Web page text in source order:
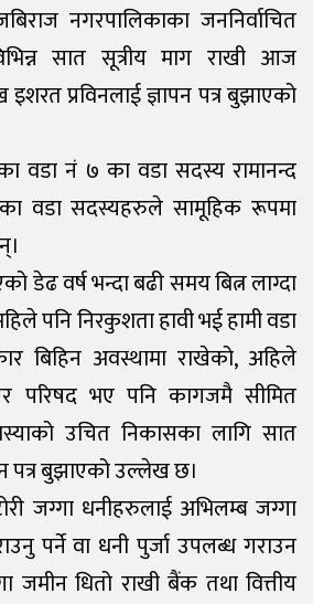
नगरपालिकाका जननिर्वाचित
सात सूत्रीय माग राखी आज
प्रविनलाई ज्ञापन पत्र बुझाएको
वडा नं ७ का वडा सदस्य रामानन्द
वडा सदस्यहरुले सामूहिक रूपमा
डेढ वर्ष भन्दा बढी समय बित्न लाग्दा
पनि निरकुशता हावी भई हामी वडा
बिहिन अवस्थामा राखेको, अहिले
परिषद भए पनि कागजमै सीमित
उचित निकासका लागि सात
पत्र बुझाएको उल्लेख छ।
जग्गा धनीहरुलाई अभिलम्ब जग्गा
पर्ने वा धनी पुर्जा उपलब्ध गराउन
धितो राखी बैंक तथा वित्तीय